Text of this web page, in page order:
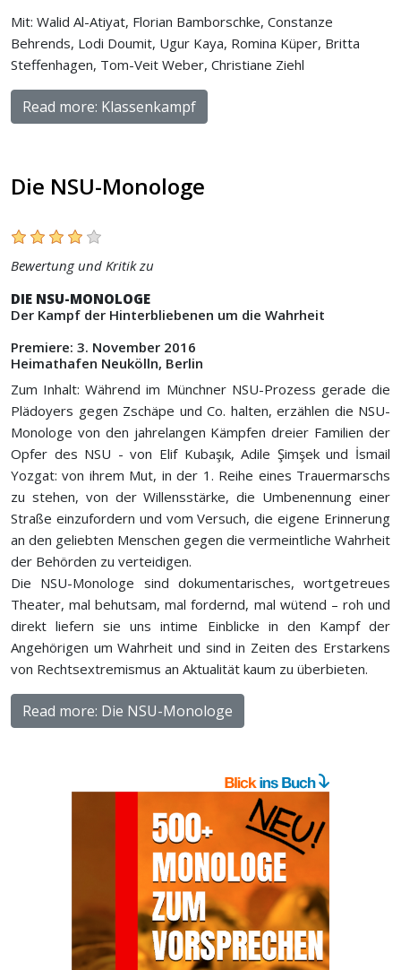
Mit: Walid Al-Atiyat, Florian Bamborschke, Constanze
Behrends, Lodi Doumit, Ugur Kaya, Romina Küper, Britta
Steffenhagen, Tom-Veit Weber, Christiane Ziehl
Read more: Klassenkampf
Die NSU-Monologe
Bewertung und Kritik zu
DIE NSU-MONOLOGE
Der Kampf der Hinterbliebenen um die Wahrheit
Premiere: 3. November 2016
Heimathafen Neukölln, Berlin
Zum Inhalt: Während im Münchner NSU-Prozess gerade die
Plädoyers gegen Zschäpe und Co. halten, erzählen die NSU-
Monologe von den jahrelangen Kämpfen dreier Familien der
Opfer des NSU - von Elif Kubaşık, Adile Şimşek und İsmail
Yozgat: von ihrem Mut, in der 1. Reihe eines Trauermarschs
zu stehen, von der Willensstärke, die Umbenennung einer
Straße einzufordern und vom Versuch, die eigene Erinnerung
an den geliebten Menschen gegen die vermeintliche Wahrheit
der Behörden zu verteidigen.
Die NSU-Monologe sind dokumentarisches, wortgetreues
Theater, mal behutsam, mal fordernd, mal wütend – roh und
direkt liefern sie uns intime Einblicke in den Kampf der
Angehörigen um Wahrheit und sind in Zeiten des Erstarkens
von Rechtsextremismus an Aktualität kaum zu überbieten.
Read more: Die NSU-Monologe